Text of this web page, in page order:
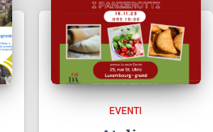
EVENTI